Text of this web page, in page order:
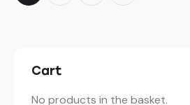
Cart
No products in the basket.